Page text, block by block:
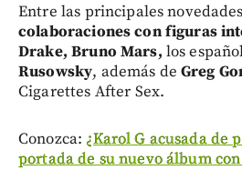
Entre las principales
colaboraciones con figuras
Drake, Bruno Mars, los
Rusowsky, además de Greg
Cigarettes After Sex.
Conozca: ¿Karol G acusada de
portada de su nuevo álbum